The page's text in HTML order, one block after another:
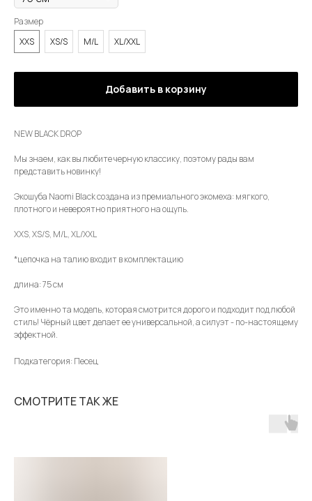
Размер
XXS
XS/S M/L XL/XXL
Добавить в корзину
NEW BLACK DROP
Мы знаем, как вы любите черную классику, поэтому рады вам
представить новинку!
Экошуба Naomi Black создана из премиального экомеха: мягкого,
плотного и невероятно приятного на ощупь.
XXS, XS/S, M/L, XL/XXL
*цепочка на талию входит в комплектацию
длина: 75 см
Это именно та модель, которая смотрится дорого и подходит под любой
стиль! Чёрный цвет делает ее универсальной, а силуэт - по-настоящему
эффектной.
Подкатегория: Песец
СМОТРИТЕ ТАК ЖЕ